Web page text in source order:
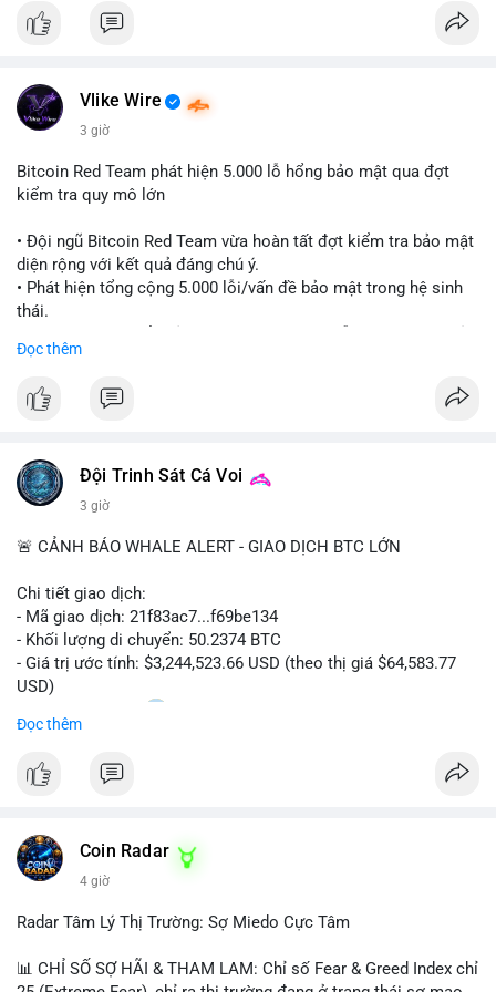
Đánh giá & Khuyến nghị giao dịch: Thị trường đang ở vùng tích
lũy với thanh khoản dồi dào nhưng tâm lý yếu. Nhà đầu tư nên
Chiến lược DCA (trung bình giá) cho các đồng coin chủ chốt
như BTC và ETH có thể được xem xét khi thị trường đang ở
vùng Extreme Fear. Cần theo dõi sát diễn biến TVL và dòng
#extremefear #tvldefi
Vlike Wire
3 giờ
Bitcoin Red Team phát hiện 5.000 lỗ hổng bảo mật qua đợt
kiểm tra quy mô lớn
• Đội ngũ Bitcoin Red Team vừa hoàn tất đợt kiểm tra bảo mật
diện rộng với kết quả đáng chú ý.
• Phát hiện tổng cộng 5.000 lỗi/vấn đề bảo mật trong hệ sinh
thái.
ro bảo mật đang bủa vây người dùng trong giai đoạn này.
#bitcoin #cryptosecurity #btc
#vlikevn #titanbot
📰 Nguồn: Cointelegraph
Đọc thêm
Đội Trinh Sát Cá Voi
3 giờ
🚨 CẢNH BÁO WHALE ALERT - GIAO DỊCH BTC LỚN
Chi tiết giao dịch:
- Mã giao dịch: 21f83ac7...f69be134
- Khối lượng di chuyển: 50.2374 BTC
- Giá trị ước tính: $3,244,523.66 USD (theo thị giá $64,583.77
USD)
- Thời gian: 01:20
Nhận định phân tích: Giao dịch 50.2374 BTC trị giá hơn 3.24
triệu USD được phát hiện trong mempool, chưa được xác
động bán tháo. Tuy nhiên, nếu dòng tiền này hướng về ví sàn
giao dịch tập trung trong các block tiếp theo, áp lực bán ngắn
động giá quanh vùng $64,500.
Lời khuyên: Nhà đầu tư nhỏ lẻ nên theo dõi địa chỉ đích của
Đọc thêm
Coin Radar
4 giờ
Radar Tâm Lý Thị Trường: Sợ Miedo Cực Tâm
📊 CHỈ SỐ SỢ HÃI & THAM LAM: Chỉ số Fear & Greed Index chỉ